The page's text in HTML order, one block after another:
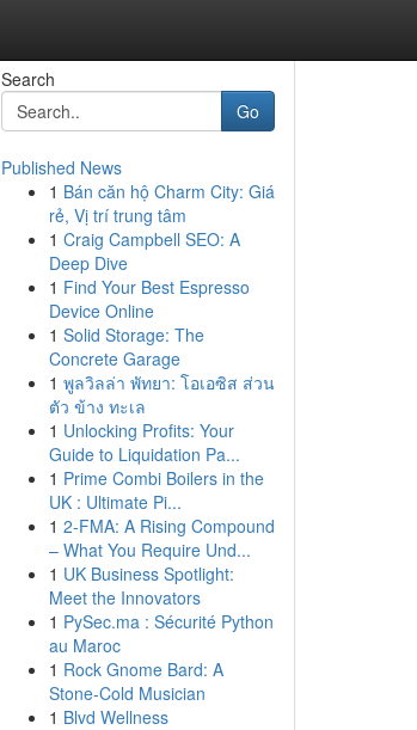
Search
Go
Published News
1 Bán căn hộ Charm City: Giá
rẻ, Vị trí trung tâm
1 Craig Campbell SEO: A
Deep Dive
1 Find Your Best Espresso
Device Online
1 Solid Storage: The
Concrete Garage
1 พูลวิลล่า พัทยา: โอเอซิส ส่วน
ตัว ข้าง ทะเล
1 Unlocking Profits: Your
Guide to Liquidation Pa...
1 Prime Combi Boilers in the
UK : Ultimate Pi...
1 2-FMA: A Rising Compound
– What You Require Und...
1 UK Business Spotlight:
Meet the Innovators
1 PySec.ma : Sécurité Python
au Maroc
1 Rock Gnome Bard: A
Stone-Cold Musician
1 Blvd Wellness